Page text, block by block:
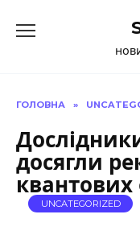
до
ГОЛОВНА »
досягли
UNCATEGORIZED